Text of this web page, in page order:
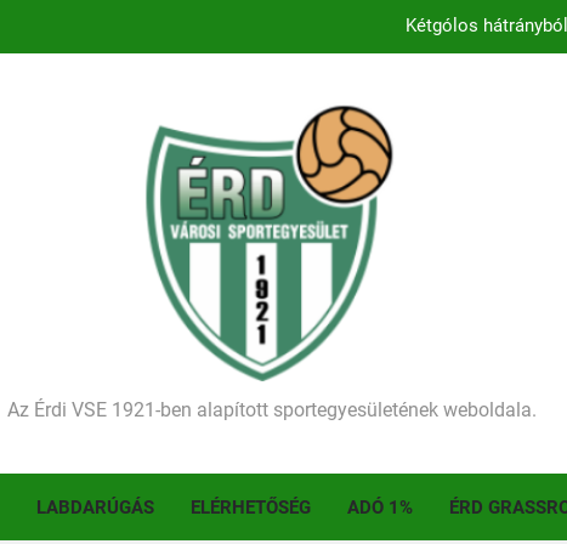
Kétgólos
Történelmet írt az I. Érdi Football Fesztivál – több
Ellenfelünk visszalépése miatt játék nélkül
Kezdődik a 2026–2027-es
Történelmet írt az I. Érdi Football Fesztivál – több
Az Érdi VSE 1921-ben alapított sportegyesületének weboldala.
LABDARÚGÁS ELÉRHETŐSÉG ADÓ 1% ÉRD